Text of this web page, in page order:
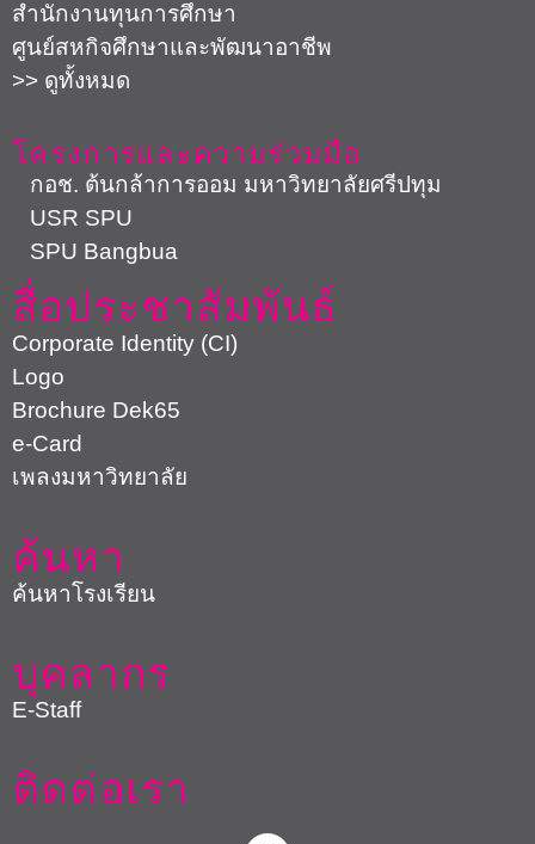
สำนักงานทุนการศึกษา
ศูนย์สหกิจศึกษาและพัฒนาอาชีพ
>> ดูทั้งหมด
โครงการและความร่วมมือ
ช. ต้นกล้าการออม มหาวิทยาลัยศรีปทุม
SPU
Bangbua
สื่อประชาสัมพันธ์
Corporate Identity (CI)
Logo
Brochure Dek65
e-Card
เพลงมหาวิทยาลัย
ค้นหา
ค้นหาโรงเรียน
บุคลากร
E-Staff
ติดต่อเรา